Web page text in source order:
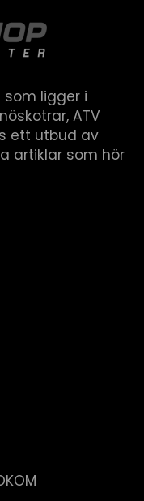
som ligger i
ATV
ett utbud av
artiklar som hör